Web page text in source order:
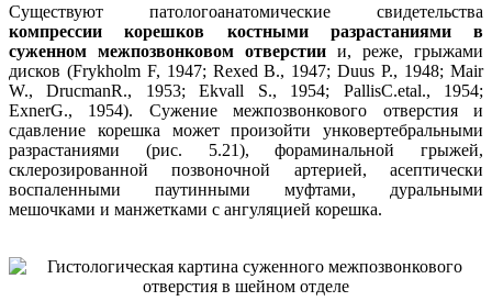
Существуют патологоанатомические свидетельства
компрессии корешков костными разрастаниями в
суженном межпозвонковом отверстии и, реже, грыжами
дисков (Frykholm F, 1947; Rexed В., 1947; Duus P., 1948; Mair
W., DrucmanR., 1953; Ekvall S., 1954; PallisC.etal., 1954;
ExnerG., 1954). Сужение межпозвонкового отверстия и
сдавление корешка может произойти унковертебральными
разрастаниями (рис. 5.21), фораминальной грыжей,
склерозированной позвоночной артерией, асептически
воспаленными паутинными муфтами, дуральными
мешочками и манжетками с ангуляцией корешка.